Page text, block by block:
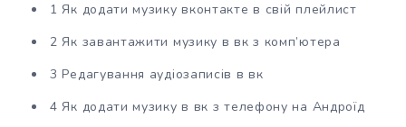
1 Як додати музику вконтакте в свій плейлист
2 Як завантажити музику в вк з комп’ютера
3 Редагування аудіозаписів в вк
4 Як додати музику в вк з телефону на Андроїд